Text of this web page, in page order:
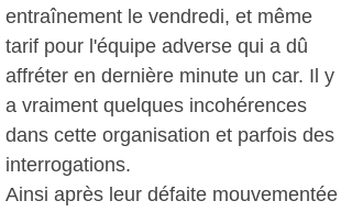
entraînement le vendredi, et même
tarif pour l'équipe adverse qui a dû
affréter en dernière minute un car. Il y
a vraiment quelques incohérences
dans cette organisation et parfois des
interrogations.
Ainsi après leur défaite mouvementée